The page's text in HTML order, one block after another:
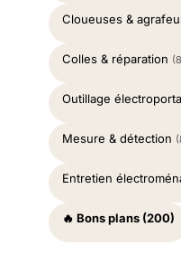
Cloueuses &
Colles & réparation
Outillage
Mesure & détection
Entretien
🔥 Bons plans (200)